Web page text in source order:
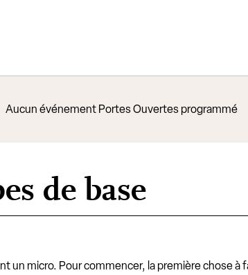
Aucun événement Portes Ouvertes programmé
de base
un micro. Pour commencer, la première chose à